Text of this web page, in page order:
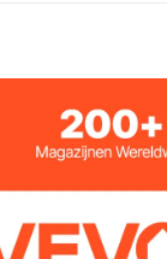
4,41 lbs / 2
1800 PSI